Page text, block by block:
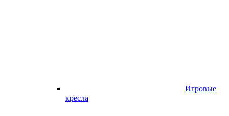
Игровые
кресла